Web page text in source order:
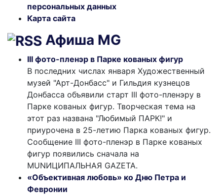
персональных данных
Карта сайта
Афиша MG
III фото-пленэр в Парке кованых фигур
В последних числах января Художественный
музей "Арт-Донбасс" и Гильдия кузнецов
Донбасса объявили старт III фото-пленэру в
Парке кованых фигур. Творческая тема на
этот раз названа "Любимый ПАРК!" и
приурочена в 25-летию Парка кованых фигур.
Сообщение III фото-пленэр в Парке кованых
фигур появились сначала на
MUNИЦИПАЛЬНАЯ GAZЕТА.
«Объективная любовь» ко Дню Петра и
Февронии